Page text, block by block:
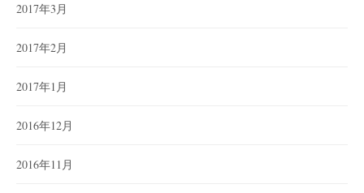
2017年3月
2017年2月
2017年1月
2016年12月
2016年11月